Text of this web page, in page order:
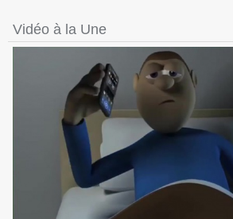
Vidéo à la Une